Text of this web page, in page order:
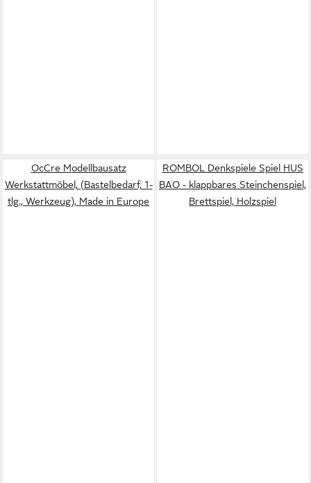
OcCre Modellbausatz
Werkstattmöbel, (Bastelbedarf, 1-
tlg., Werkzeug), Made in Europe
ROMBOL Denkspiele Spiel HUS
BAO - klappbares Steinchenspiel,
Brettspiel, Holzspiel